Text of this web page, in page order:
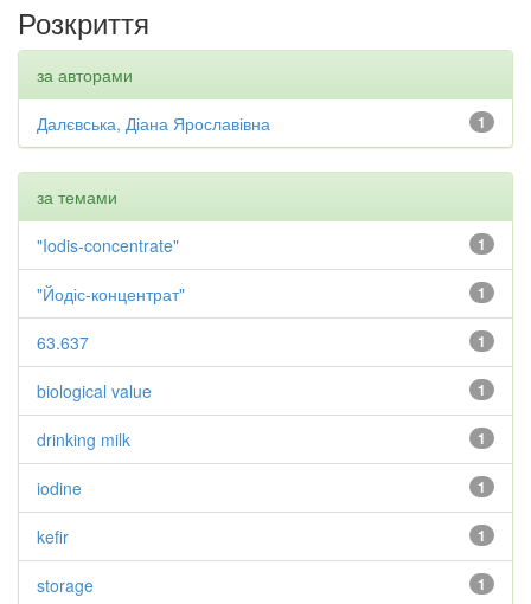
Розкриття
за авторами
1
Далєвська, Діана Ярославівна
за темами
1
"Iodis-concentrate"
1
"Йодіс-концентрат"
1
63.637
1
biological value
1
drinking milk
1
iodine
1
kefir
1
storage